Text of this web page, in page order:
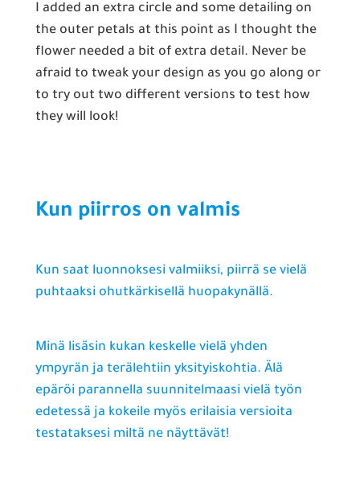
I added an extra circle and some detailing on
the outer petals at this point as I thought the
flower needed a bit of extra detail. Never be
afraid to tweak your design as you go along or
to try out two different versions to test how
they will look!
Kun piirros on valmis
Kun saat luonnoksesi valmiiksi, piirrä se vielä
puhtaaksi ohutkärkisellä huopakynällä.
Minä lisäsin kukan keskelle vielä yhden
ympyrän ja terälehtiin yksityiskohtia. Älä
epäröi parannella suunnitelmaasi vielä työn
edetessä ja kokeile myös erilaisia versioita
testataksesi miltä ne näyttävät!